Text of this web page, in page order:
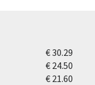
€ 30.29
€ 24.50
€ 21.60